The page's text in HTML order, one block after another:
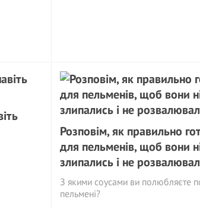
Poзповім, як правильно
для пельменів, щоб вони
злипались і не
З якими соусами ви полюбляєте
пельмені?